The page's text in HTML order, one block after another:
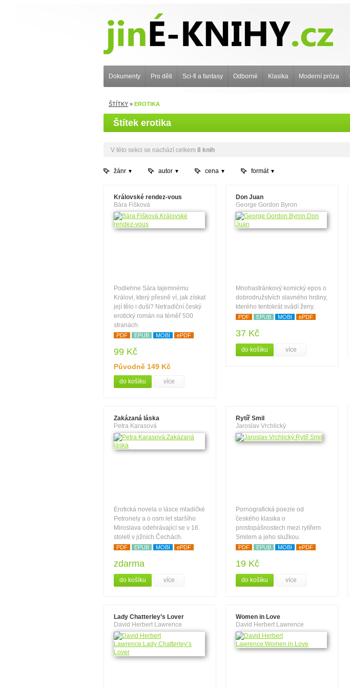
Dokumenty Pro děti Sci-fi a fantasy Odborné Klasika Moderní próza
ŠTÍTKY » EROTIKA
Štítek erotika
V této sekci se nachází celkem 8 knih
žánr autor cena formát
Královské rendez-vous
Bára Fišková
Podlehne Sára tajemnému
Královi, který přesně ví, jak získat
její tělo i duši? Netradiční český
erotický román na téměř 500
stranách.
PDF EPUB MOBI ePDF
99 Kč
Původně 149 Kč
do košíku více
Don Juan
George Gordon Byron
Mnohastránkový komický epos o
dobrodružstvích slavného hrdiny,
kterého tentokrát svádí ženy.
PDF EPUB MOBI ePDF
37 Kč
do košíku více
Zakázaná láska
Petra Karasová
Erotická novela o lásce mladičké
Petronely a o osm let staršího
Miroslava odehrávající se v 16.
století v jižních Čechách.
PDF EPUB MOBI ePDF
zdarma
do košíku více
Rytíř Smil
Jaroslav Vrchlický
Pornografická poezie od
českého klasika o
prostopášnostech mezi rytířem
Smilem a jeho služkou.
PDF EPUB MOBI ePDF
19 Kč
do košíku více
Lady Chatterley’s Lover
David Herbert Lawrence
Women in Love
David Herbert Lawrence